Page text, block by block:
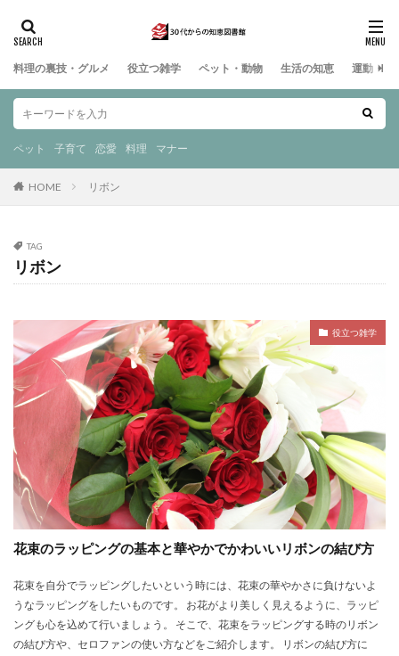
料理の裏技・グルメ 役立つ雑学 ペット・動物 生活の知恵 運動・ス
ペット 子育て 恋愛 料理 マナー
HOME リボン
TAG
リボン
役立つ雑学
花束のラッピングの基本と華やかでかわいいリボンの結び方
花束を自分でラッピングしたいという時には、花束の華やかさに負けないよ
うなラッピングをしたいものです。 お花がより美しく見えるように、ラッピ
ングも心を込めて行いましょう。 そこで、花束をラッピングする時のリボン
の結び方や、セロファンの使い方などをご紹介します。 リボンの結び方に